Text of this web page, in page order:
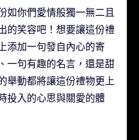
如你們愛情般獨一無二且
的笑容吧！想要讓這份禮
添加一句發自內心的寄
一句有趣的名言，還是甜
舉動都將讓這份禮物更上
投入的心思與關愛的體